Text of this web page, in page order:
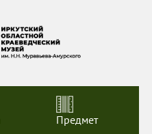
Предмет